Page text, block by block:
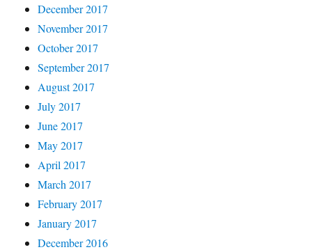
December 2017
November 2017
October 2017
September 2017
August 2017
July 2017
June 2017
May 2017
April 2017
March 2017
February 2017
January 2017
December 2016